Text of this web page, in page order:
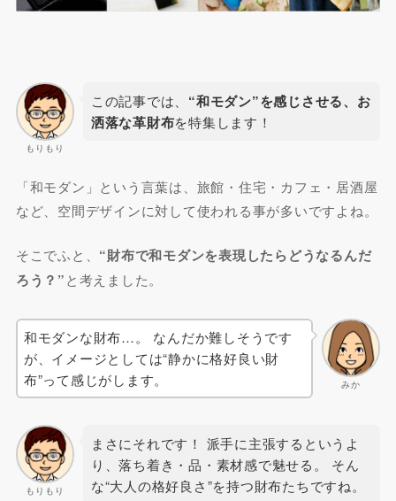
もりもり
この記事では、 “和モダン”を感じさせる、お
洒落な革財布を特集します！
「和モダン」という言葉は、旅館・住宅・カフェ・居酒屋
など、空間デザインに対して使われる事が多いですよね。
そこでふと、 “財布で和モダンを表現したらどうなるんだ
ろう？”と考えました。
みか
和モダンな財布…。 なんだか難しそうです
が、イメージとしては“静かに格好良い財
布”って感じがします。
もりもり
まさにそれです！ 派手に主張するというよ
り、落ち着き・品・素材感で魅せる。 そん
な“大人の格好良さ”を持つ財布たちですね。